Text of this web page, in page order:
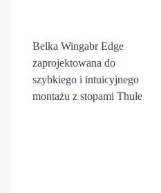
Belka Wingabr Edge
zaprojektowana do
szybkiego i intuicyjnego
montażu z stopami Thule